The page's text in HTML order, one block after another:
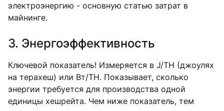
электроэнергию - основную статью затрат в
майнинге.
3. Энергоэффективность
Ключевой показатель! Измеряется в J/TH (джоулях
на терахеш) или Вт/TH. Показывает, сколько
энергии требуется для производства одной
единицы хешрейта. Чем ниже показатель, тем